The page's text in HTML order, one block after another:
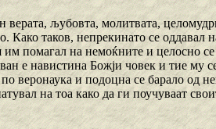
верата, љубовта, молитвата,
Како таков, непрекинато се оддавал
им помагал на немоќните и целосно
е навистина Божји човек и тие му
веронаука и подоцна се барало од
на тоа како да ги поучуваат